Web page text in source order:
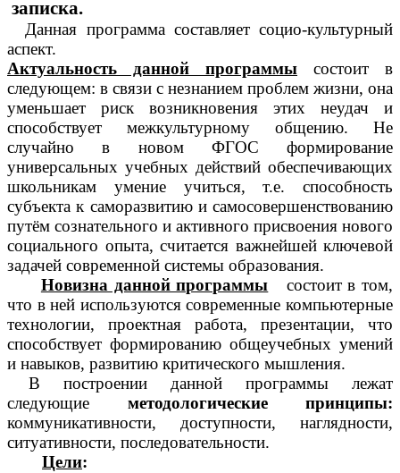
записка.
Данная программа составляет социо-культурный
аспект.
Актуальность данной программы состоит в
следующем: в связи с незнанием проблем жизни, она
уменьшает риск возникновения этих неудач и
способствует межкультурному общению. Не
случайно в новом ФГОС формирование
универсальных учебных действий обеспечивающих
школьникам умение учиться, т.е. способность
субъекта к саморазвитию и самосовершенствованию
путём сознательного и активного присвоения нового
социального опыта, считается важнейшей ключевой
задачей современной системы образования.
Новизна данной программы
состоит в том,
что в ней используются современные компьютерные
технологии, проектная работа, презентации, что
способствует формированию общеучебных умений
и навыков, развитию критического мышления.
В построении данной программы лежат
следующие методологические принципы:
коммуникативности, доступности, наглядности,
ситуативности, последовательности.
Цели: